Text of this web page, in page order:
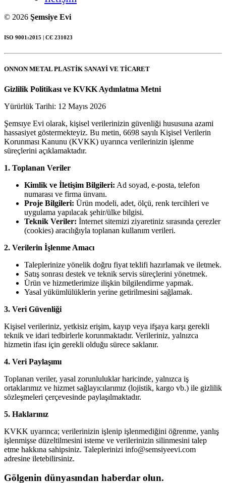
© 2026 Şemsiye Evi
ISO 9001:2015 | СЄ 231023
ONNON METAL PLASTİK SANAYİ VE TİCARET
Gizlilik Politikası ve KVKK Aydınlatma Metni
Yürürlük Tarihi: 12 Mayıs 2026
Şemsıye Evi olarak, kişisel verilerinizin güvenliği hususuna azami
hassasiyet göstermekteyiz. Bu metin, 6698 sayılı Kişisel Verilerin
Korunması Kanunu (KVKK) uyarınca verilerinizin işlenme
süreçlerini açıklamaktadır.
1. Toplanan Veriler
Kimlik ve İletişim Bilgileri: Ad soyad, e-posta, telefon
numarası ve firma ünvanı.
Proje Bilgileri: Ürün modeli, adet, ölçü, renk tercihleri ve
uygulama yapılacak şehir/ülke bilgisi.
Teknik Veriler: İnternet sitemizi ziyaretiniz sırasında çerezler
(cookies) aracılığıyla toplanan kullanım verileri.
2. Verilerin İşlenme Amacı
Taleplerinize yönelik doğru fiyat teklifi hazırlamak ve iletmek.
Satış sonrası destek ve teknik servis süreçlerini yönetmek.
Ürün ve hizmetlerimize ilişkin bilgilendirme yapmak.
Yasal yükümlülüklerin yerine getirilmesini sağlamak.
3. Veri Güvenliği
Kişisel verileriniz, yetkisiz erişim, kayıp veya ifşaya karşı gerekli
teknik ve idari tedbirlerle korunmaktadır. Verileriniz, yalnızca
hizmetin ifası için gerekli olduğu sürece saklanır.
4. Veri Paylaşımı
Toplanan veriler, yasal zorunluluklar haricinde, yalnızca iş
ortaklarımız ve hizmet sağlayıcılarımız (lojistik, kargo vb.) ile gizlilik
sözleşmeleri çerçevesinde paylaşılmaktadır.
5. Haklarınız
KVKK uyarınca; verilerinizin işlenip işlenmediğini öğrenme, yanlış
işlenmişse düzeltilmesini isteme ve verilerinizin silinmesini talep
etme hakkına sahipsiniz. Taleplerinizi info@semsiyeevi.com
adresine iletebilirsiniz.
Gölgenin dünyasından haberdar olun.